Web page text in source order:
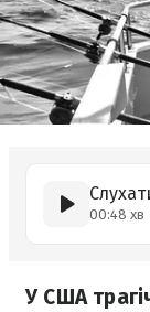
00:48 хв
У США